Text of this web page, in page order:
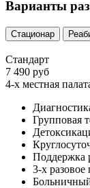
Варианты
Стационар
Стандарт
7 490 руб
4-х местная
Групповая
Поддержка
3-х разовое